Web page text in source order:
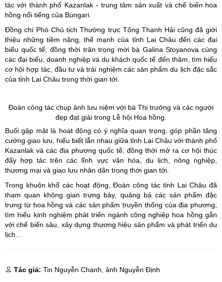
tác với thành phố Kazanlak - trung tâm sản xuất và chế biến hoa
hồng nổi tiếng của Bungari.
Đồng chí Phó Chủ tịch Thường trực Tống Thanh Hải cũng đã giới
thiệu những tiềm năng, thế mạnh của tỉnh Lai Châu đến các đại
biểu quốc tế; đồng thời trân trọng mời bà Galina Stoyanova cùng
các đại biểu, doanh nghiệp và du khách quốc tế đến thăm, tìm hiểu
cơ hội hợp tác, đầu tư và trải nghiệm các sản phẩm du lịch đặc sắc
của tỉnh Lai Châu trong thời gian tới.
Đoàn công tác chụp ảnh lưu niệm với bà Thị trưởng và các người
đẹp đạt giải trong Lễ hội Hoa hồng.
Buổi gặp mặt là hoạt động có ý nghĩa quan trọng, góp phần tăng
cường giao lưu, hiểu biết lẫn nhau giữa tỉnh Lai Châu với thành phố
Kazanlak và các địa phương quốc tế; đồng thời mở ra cơ hội thúc
đẩy hợp tác trên các lĩnh vực văn hóa, du lịch, nông nghiệp,
thương mại và giao lưu nhân dân trong thời gian tới.
Trong khuôn khổ các hoạt động, Đoàn công tác tỉnh Lai Châu đã
tham quan không gian trưng bày, quảng bá các sản phẩm đặc
trưng từ hoa hồng và các sản phẩm truyền thống của địa phương;
tìm hiểu kinh nghiệm phát triển ngành công nghiệp hoa hồng gắn
với chế biến sâu, xây dựng thương hiệu sản phẩm và phát triển du
lịch…
Tác giả: Tin Nguyễn Chanh, ảnh Nguyễn Định